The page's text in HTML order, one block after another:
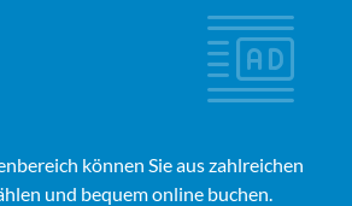
können Sie aus zahlreichen
und bequem online buchen.